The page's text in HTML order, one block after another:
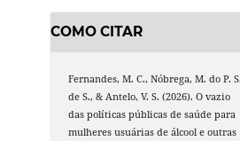
COMO CITAR
Fernandes, M. C., Nóbrega, M. do P. S.
de S., & Antelo, V. S. (2026). O vazio
das políticas públicas de saúde para
mulheres usuárias de álcool e outras